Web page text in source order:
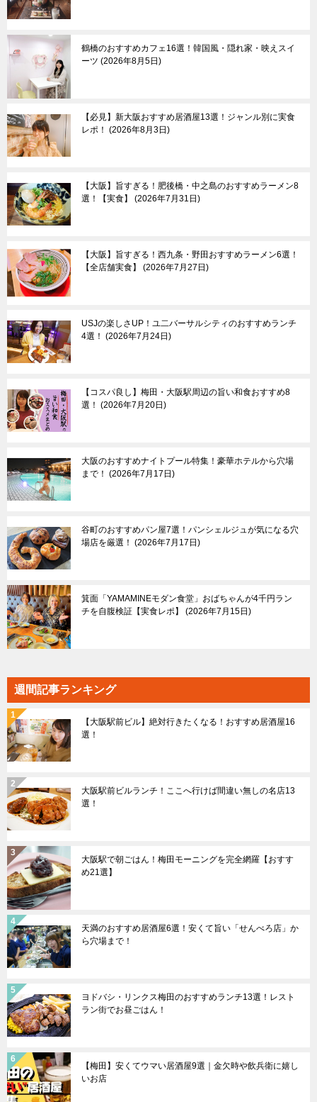
鶴橋のおすすめカフェ16選！韓国風・隠れ家・映えスイ
ーツ 2026年8月5日
【必見】新大阪おすすめ居酒屋13選！ジャンル別に実食
レポ！
2026年8月3日
【大阪】旨すぎる！肥後橋・中之島のおすすめラーメン8
選！【実食】
2026年7月31日
【大阪】旨すぎる！西九条・野田おすすめラーメン6選！
【全店舗実食】
2026年7月27日
USJの楽しさUP！ユ二バーサルシティのおすすめランチ
4選！
2026年7月24日
【コスパ良し】梅田・大阪駅周辺の旨い和食おすすめ8
選！
2026年7月20日
大阪のおすすめナイトプール特集！豪華ホテルから穴場
まで！
2026年7月17日
谷町のおすすめパン屋7選！パンシェルジュが気になる穴
場店を厳選！
2026年7月17日
箕面「YAMAMINEモダン食堂」おばちゃんが4千円ラン
チを自腹検証【実食レポ】
2026年7月15日
週間記事ランキング
【大阪駅前ビル】絶対行きたくなる！おすすめ居酒屋16
選！
大阪駅前ビルランチ！ここへ行けば間違い無しの名店13
選！
大阪駅で朝ごはん！梅田モーニングを完全網羅【おすす
め21選】
天満のおすすめ居酒屋6選！安くて旨い「せんべろ店」か
ら穴場まで！
ヨドバシ・リンクス梅田のおすすめランチ13選！レスト
ラン街でお昼ごはん！
【梅田】安くてウマい居酒屋9選｜金欠時や飲兵衛に嬉し
いお店